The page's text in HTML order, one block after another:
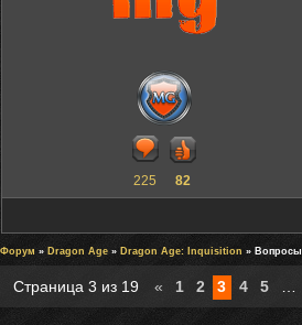
225 82
Форум » Dragon Age » Dragon Age: Inquisition »
Страница 3 из 19 « 1 2 3 4 5